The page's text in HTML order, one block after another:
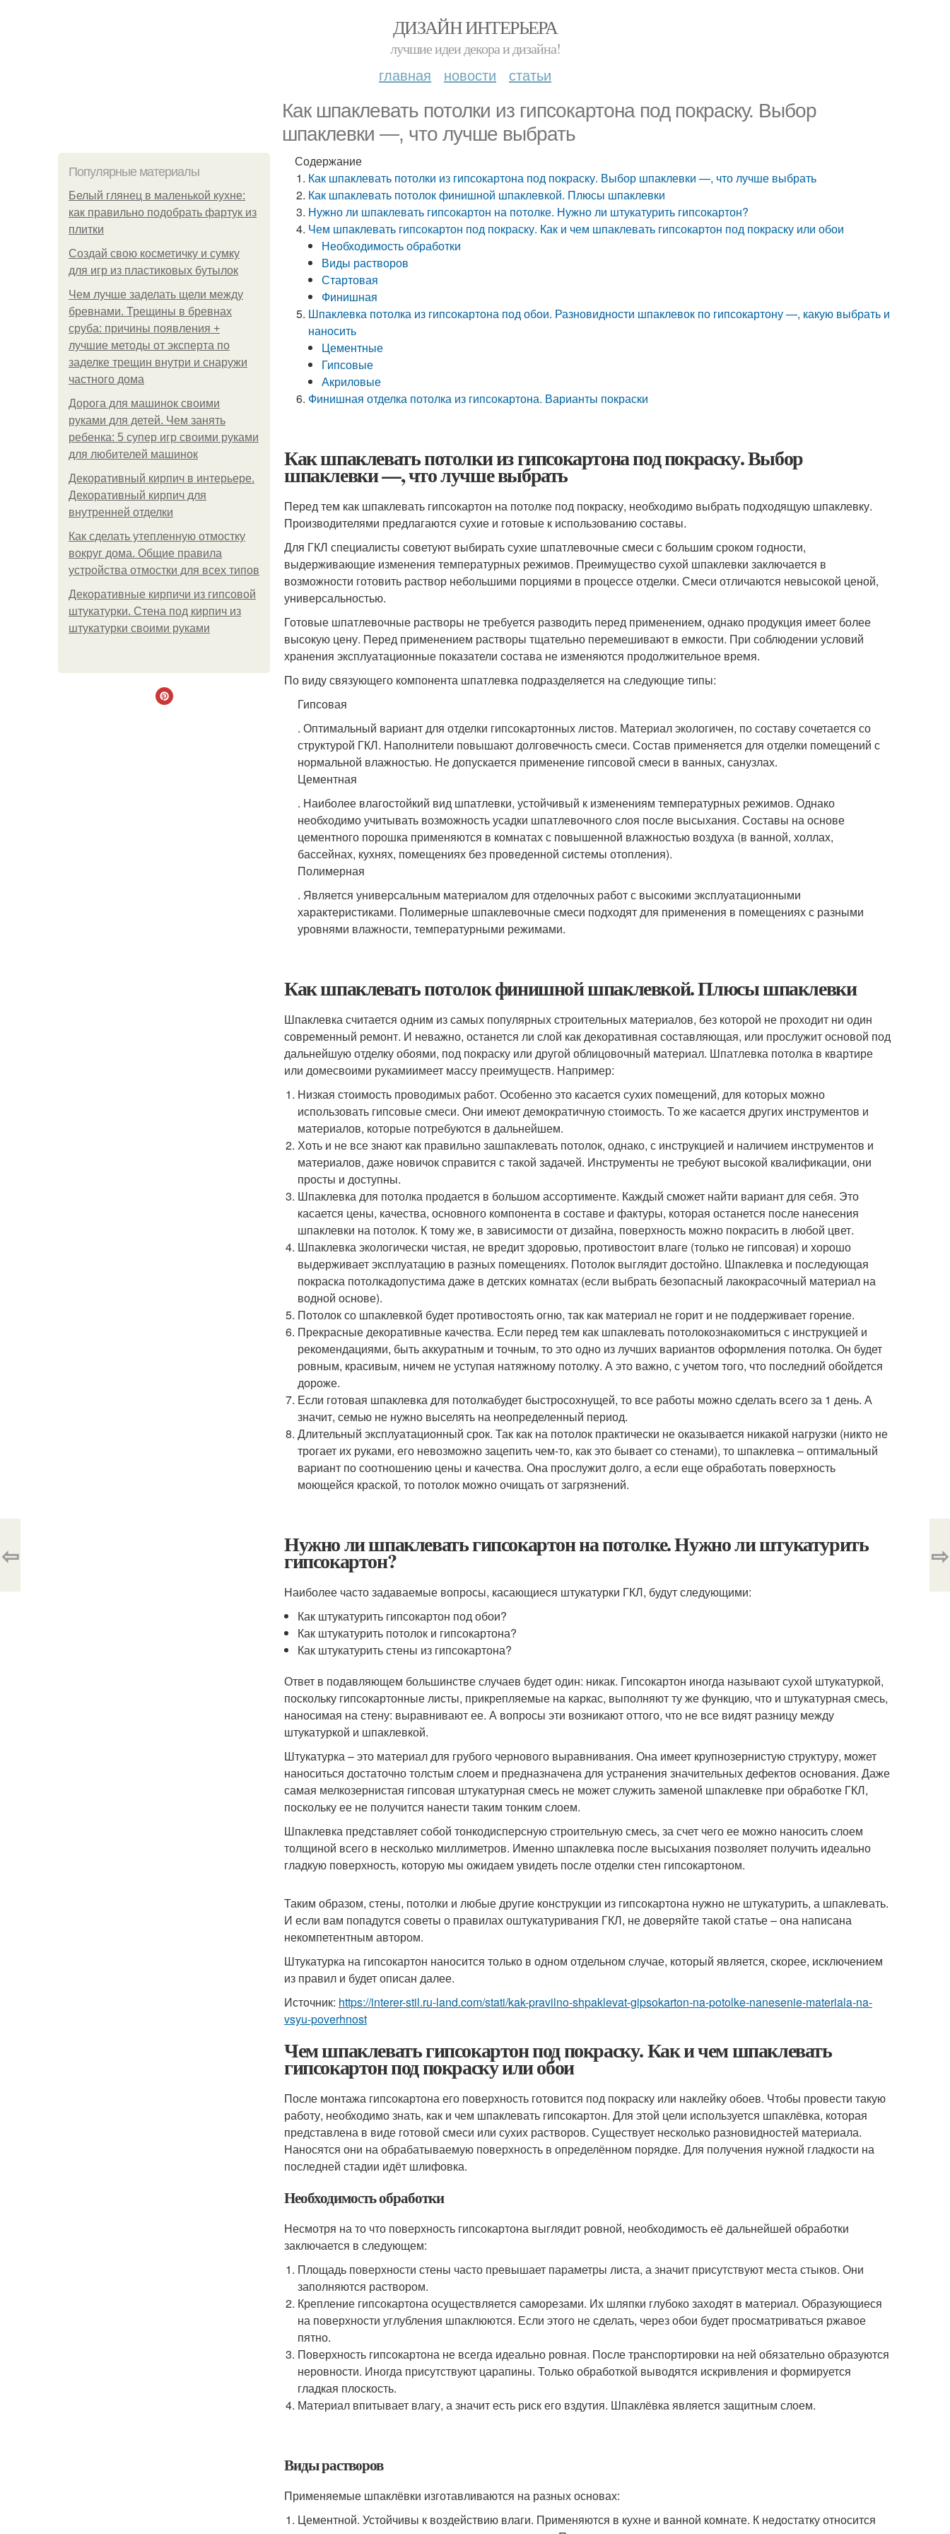
ДИЗАЙН ИНТЕРЬЕРА
лучшие идеи декора и дизайна!
главная новости статьи
Как шпаклевать потолки из гипсокартона под покраску. Выбор
шпаклевки —, что лучше выбрать
Популярные материалы
Белый глянец в маленькой кухне:
как правильно подобрать фартук из
плитки
Создай свою косметичку и сумку
для игр из пластиковых бутылок
Чем лучше заделать щели между
бревнами. Трещины в бревнах
сруба: причины появления +
лучшие методы от эксперта по
заделке трещин внутри и снаружи
частного дома
Дорога для машинок своими
руками для детей. Чем занять
ребенка: 5 супер игр своими руками
для любителей машинок
Декоративный кирпич в интерьере.
Декоративный кирпич для
внутренней отделки
Как сделать утепленную отмостку
вокруг дома. Общие правила
устройства отмостки для всех типов
Декоративные кирпичи из гипсовой
штукатурки. Стена под кирпич из
штукатурки своими руками
Содержание
Как шпаклевать потолки из гипсокартона под покраску. Выбор шпаклевки —, что лучше выбрать
Как шпаклевать потолок финишной шпаклевкой. Плюсы шпаклевки
Нужно ли шпаклевать гипсокартон на потолке. Нужно ли штукатурить гипсокартон?
Чем шпаклевать гипсокартон под покраску. Как и чем шпаклевать гипсокартон под покраску или обои
Необходимость обработки
Виды растворов
Стартовая
Финишная
Шпаклевка потолка из гипсокартона под обои. Разновидности шпаклевок по гипсокартону —, какую выбрать и
наносить
Цементные
Гипсовые
Акриловые
Финишная отделка потолка из гипсокартона. Варианты покраски
Как шпаклевать потолки из гипсокартона под покраску. Выбор
шпаклевки —, что лучше выбрать
Перед тем как шпаклевать гипсокартон на потолке под покраску, необходимо выбрать подходящую шпаклевку.
Производителями предлагаются сухие и готовые к использованию составы.
Для ГКЛ специалисты советуют выбирать сухие шпатлевочные смеси с большим сроком годности,
выдерживающие изменения температурных режимов. Преимущество сухой шпаклевки заключается в
возможности готовить раствор небольшими порциями в процессе отделки. Смеси отличаются невысокой ценой,
универсальностью.
Готовые шпатлевочные растворы не требуется разводить перед применением, однако продукция имеет более
высокую цену. Перед применением растворы тщательно перемешивают в емкости. При соблюдении условий
хранения эксплуатационные показатели состава не изменяются продолжительное время.
По виду связующего компонента шпатлевка подразделяется на следующие типы:
Гипсовая
. Оптимальный вариант для отделки гипсокартонных листов. Материал экологичен, по составу сочетается со
структурой ГКЛ. Наполнители повышают долговечность смеси. Состав применяется для отделки помещений с
нормальной влажностью. Не допускается применение гипсовой смеси в ванных, санузлах.
Цементная
. Наиболее влагостойкий вид шпатлевки, устойчивый к изменениям температурных режимов. Однако
необходимо учитывать возможность усадки шпатлевочного слоя после высыхания. Составы на основе
цементного порошка применяются в комнатах с повышенной влажностью воздуха (в ванной, холлах,
бассейнах, кухнях, помещениях без проведенной системы отопления).
Полимерная
. Является универсальным материалом для отделочных работ с высокими эксплуатационными
характеристиками. Полимерные шпаклевочные смеси подходят для применения в помещениях с разными
уровнями влажности, температурными режимами.
Как шпаклевать потолок финишной шпаклевкой. Плюсы шпаклевки
Шпаклевка считается одним из самых популярных строительных материалов, без которой не проходит ни один
современный ремонт. И неважно, останется ли слой как декоративная составляющая, или прослужит основой под
дальнейшую отделку обоями, под покраску или другой облицовочный материал. Шпатлевка потолка в квартире
или домесвоими рукамиимеет массу преимуществ. Например:
Низкая стоимость проводимых работ. Особенно это касается сухих помещений, для которых можно
использовать гипсовые смеси. Они имеют демократичную стоимость. То же касается других инструментов и
материалов, которые потребуются в дальнейшем.
Хоть и не все знают как правильно зашпаклевать потолок, однако, с инструкцией и наличием инструментов и
материалов, даже новичок справится с такой задачей. Инструменты не требуют высокой квалификации, они
просты и доступны.
Шпаклевка для потолка продается в большом ассортименте. Каждый сможет найти вариант для себя. Это
касается цены, качества, основного компонента в составе и фактуры, которая останется после нанесения
шпаклевки на потолок. К тому же, в зависимости от дизайна, поверхность можно покрасить в любой цвет.
Шпаклевка экологически чистая, не вредит здоровью, противостоит влаге (только не гипсовая) и хорошо
выдерживает эксплуатацию в разных помещениях. Потолок выглядит достойно. Шпаклевка и последующая
покраска потолкадопустима даже в детских комнатах (если выбрать безопасный лакокрасочный материал на
водной основе).
Потолок со шпаклевкой будет противостоять огню, так как материал не горит и не поддерживает горение.
Прекрасные декоративные качества. Если перед тем как шпаклевать потолокознакомиться с инструкцией и
рекомендациями, быть аккуратным и точным, то это одно из лучших вариантов оформления потолка. Он будет
ровным, красивым, ничем не уступая натяжному потолку. А это важно, с учетом того, что последний обойдется
дороже.
Если готовая шпаклевка для потолкабудет быстросохнущей, то все работы можно сделать всего за 1 день. А
значит, семью не нужно выселять на неопределенный период.
Длительный эксплуатационный срок. Так как на потолок практически не оказывается никакой нагрузки (никто не
трогает их руками, его невозможно зацепить чем-то, как это бывает со стенами), то шпаклевка – оптимальный
вариант по соотношению цены и качества. Она прослужит долго, а если еще обработать поверхность
моющейся краской, то потолок можно очищать от загрязнений.
Нужно ли шпаклевать гипсокартон на потолке. Нужно ли штукатурить
гипсокартон?
Наиболее часто задаваемые вопросы, касающиеся штукатурки ГКЛ, будут следующими:
Как штукатурить гипсокартон под обои?
Как штукатурить потолок и гипсокартона?
Как штукатурить стены из гипсокартона?
Ответ в подавляющем большинстве случаев будет один: никак. Гипсокартон иногда называют сухой штукатуркой,
поскольку гипсокартонные листы, прикрепляемые на каркас, выполняют ту же функцию, что и штукатурная смесь,
наносимая на стену: выравнивают ее. А вопросы эти возникают оттого, что не все видят разницу между
штукатуркой и шпаклевкой.
Штукатурка – это материал для грубого чернового выравнивания. Она имеет крупнозернистую структуру, может
наноситься достаточно толстым слоем и предназначена для устранения значительных дефектов основания. Даже
самая мелкозернистая гипсовая штукатурная смесь не может служить заменой шпаклевке при обработке ГКЛ,
поскольку ее не получится нанести таким тонким слоем.
Шпаклевка представляет собой тонкодисперсную строительную смесь, за счет чего ее можно наносить слоем
толщиной всего в несколько миллиметров. Именно шпаклевка после высыхания позволяет получить идеально
гладкую поверхность, которую мы ожидаем увидеть после отделки стен гипсокартоном.
Таким образом, стены, потолки и любые другие конструкции из гипсокартона нужно не штукатурить, а шпаклевать.
И если вам попадутся советы о правилах оштукатуривания ГКЛ, не доверяйте такой статье – она написана
некомпетентным автором.
Штукатурка на гипсокартон наносится только в одном отдельном случае, который является, скорее, исключением
из правил и будет описан далее.
Источник: https://interer-stil.ru-land.com/stati/kak-pravilno-shpaklevat-gipsokarton-na-potolke-nanesenie-materiala-na-
vsyu-poverhnost
Чем шпаклевать гипсокартон под покраску. Как и чем шпаклевать
гипсокартон под покраску или обои
После монтажа гипсокартона его поверхность готовится под покраску или наклейку обоев. Чтобы провести такую
работу, необходимо знать, как и чем шпаклевать гипсокартон. Для этой цели используется шпаклёвка, которая
представлена в виде готовой смеси или сухих растворов. Существует несколько разновидностей материала.
Наносятся они на обрабатываемую поверхность в определённом порядке. Для получения нужной гладкости на
последней стадии идёт шлифовка.
Необходимость обработки
Несмотря на то что поверхность гипсокартона выглядит ровной, необходимость её дальнейшей обработки
заключается в следующем:
Площадь поверхности стены часто превышает параметры листа, а значит присутствуют места стыков. Они
заполняются раствором.
Крепление гипсокартона осуществляется саморезами. Их шляпки глубоко заходят в материал. Образующиеся
на поверхности углубления шпаклюются. Если этого не сделать, через обои будет просматриваться ржавое
пятно.
Поверхность гипсокартона не всегда идеально ровная. После транспортировки на ней обязательно образуются
неровности. Иногда присутствуют царапины. Только обработкой выводятся искривления и формируется
гладкая плоскость.
Материал впитывает влагу, а значит есть риск его вздутия. Шпаклёвка является защитным слоем.
Виды растворов
Применяемые шпаклёвки изготавливаются на разных основах:
Цементной. Устойчивы к воздействию влаги. Применяются в кухне и ванной комнате. К недостатку относится
⇦ ⇨